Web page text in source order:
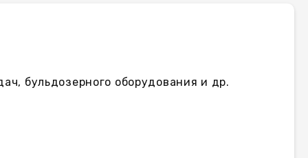
бульдозерного оборудования и др.